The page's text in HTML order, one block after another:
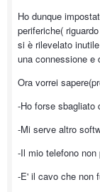
Ho dunque
periferiche(
si è rilevelato
una connessione e
Ora vorrei
-Ho forse sbagliato
-Mi serve altro
-Il mio telefono
-E' il cavo che non